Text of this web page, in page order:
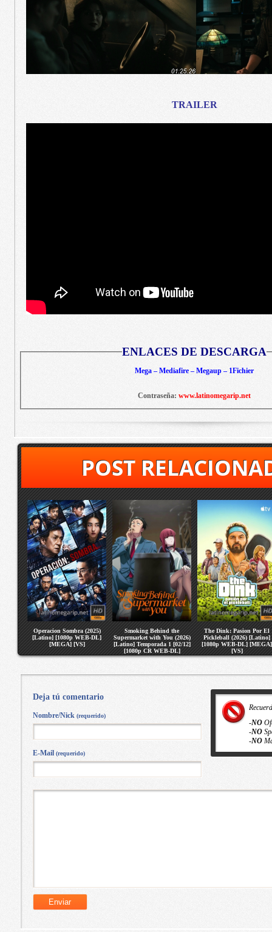
TRAILER
ENLACES DE DESCARGA
Mega – Mediafire – Megaup – 1Fichier
Contraseña: www.latinomegarip.net
POST
Operacion Sombra (2025)
[Latino] [1080p WEB-DL]
[MEGA] [VS]
Smoking Behind the
Supermarket with You (2026)
[Latino] Temporada 1 [02/12]
[1080p CR WEB-DL]
[MEGA] [VS]
The Dink: Pasion Por El
Pickleball (2026) [Latino]
[1080p WEB-DL] [MEGA]
[VS]
-NO
-NO
-NO
Deja tú comentario
Nombre/Nick (requerido)
E-Mail (requerido)